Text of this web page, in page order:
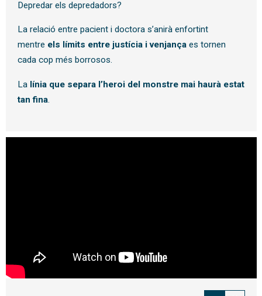
Depredar els depredadors?
La relació entre pacient i doctora s’anirà enfortint
mentre els límits entre justícia i venjançaes tornen
cada cop més borrosos.
La línia que separa l’heroi del monstre mai haurà estat
tan fina.